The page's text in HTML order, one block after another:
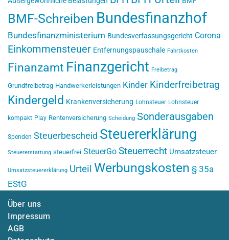
BMF-Schreiben Bundesfinanzhof
Bundesfinanzministerium Bundesverfassungsgericht Corona
Einkommensteuer Entfernungspauschale Fahrtkosten
Finanzamt Finanzgericht Freibetrag
Grundfreibetrag Handwerkerleistungen Kinder Kinderfreibetrag
Kindergeld Krankenversicherung Lohnsteuer Lohnsteuer
kompakt Play Rentenversicherung Scheidung Sonderausgaben
Spenden Steuerbescheid Steuererklärung
Steuererstattung steuerfrei SteuerGo Steuerrecht Umsatzsteuer
Umsatzsteuererklärung Urteil Werbungskosten § 35a
EStG
Über uns
Impressum
AGB